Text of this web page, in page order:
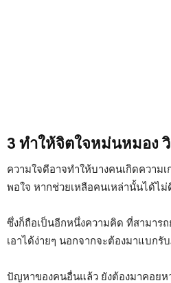
3 ทำให้จิตใจหม่นหมอง
ความใจดีอาจทำให้บางคนเกิดความ
พอใจ หากช่วยเหลือคนเหล่านั้นได้ไม่
ซึ่งก็ถือเป็นอีกหนึ่งความคิด ที่สามาร
เอาได้ง่ายๆ นอกจากจะต้องมาแบกรั
ปัญหาของคนอื่นแล้ว ยังต้องมาคอยห